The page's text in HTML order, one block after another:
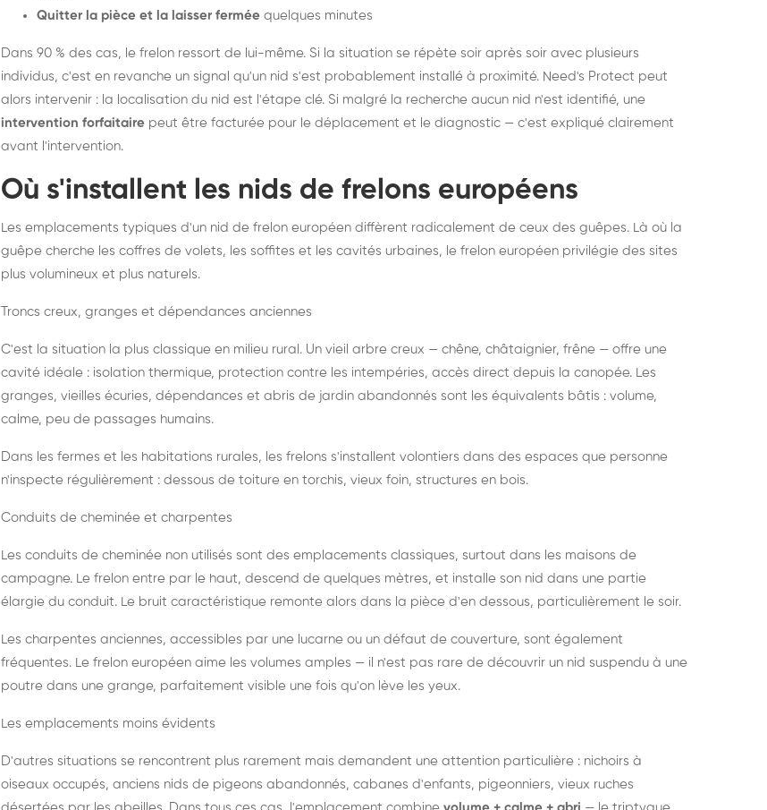
Quitter la pièce et la laisser fermée quelques minutes
Dans 90 % des cas, le frelon ressort de lui-même. Si la situation se répète soir après soir avec plusieurs
individus, c'est en revanche un signal qu'un nid s'est probablement installé à proximité. Need's Protect peut
alors intervenir : la localisation du nid est l'étape clé. Si malgré la recherche aucun nid n'est identifié, une
intervention forfaitaire peut être facturée pour le déplacement et le diagnostic — c'est expliqué clairement
avant l'intervention.
Où s'installent les nids de frelons européens
Les emplacements typiques d'un nid de frelon européen diffèrent radicalement de ceux des guêpes. Là où la
guêpe cherche les coffres de volets, les soffites et les cavités urbaines, le frelon européen privilégie des sites
plus volumineux et plus naturels.
Troncs creux, granges et dépendances anciennes
C'est la situation la plus classique en milieu rural. Un vieil arbre creux — chêne, châtaignier, frêne — offre une
cavité idéale : isolation thermique, protection contre les intempéries, accès direct depuis la canopée. Les
granges, vieilles écuries, dépendances et abris de jardin abandonnés sont les équivalents bâtis : volume,
calme, peu de passages humains.
Dans les fermes et les habitations rurales, les frelons s'installent volontiers dans des espaces que personne
n'inspecte régulièrement : dessous de toiture en torchis, vieux foin, structures en bois.
Conduits de cheminée et charpentes
Les conduits de cheminée non utilisés sont des emplacements classiques, surtout dans les maisons de
campagne. Le frelon entre par le haut, descend de quelques mètres, et installe son nid dans une partie
élargie du conduit. Le bruit caractéristique remonte alors dans la pièce d'en dessous, particulièrement le soir.
Les charpentes anciennes, accessibles par une lucarne ou un défaut de couverture, sont également
fréquentes. Le frelon européen aime les volumes amples — il n'est pas rare de découvrir un nid suspendu à une
poutre dans une grange, parfaitement visible une fois qu'on lève les yeux.
Les emplacements moins évidents
D'autres situations se rencontrent plus rarement mais demandent une attention particulière : nichoirs à
oiseaux occupés, anciens nids de pigeons abandonnés, cabanes d'enfants, pigeonniers, vieux ruches